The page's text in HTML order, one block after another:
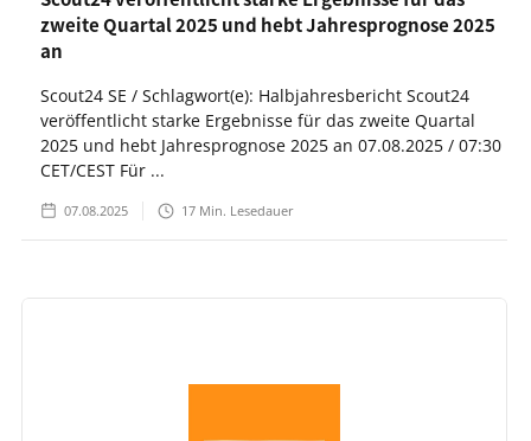
zweite Quartal 2025 und hebt Jahresprognose 2025
an
Scout24 SE / Schlagwort(e): Halbjahresbericht Scout24
veröffentlicht starke Ergebnisse für das zweite Quartal
2025 und hebt Jahresprognose 2025 an 07.08.2025 / 07:30
CET/CEST Für ...
07.08.2025 17 Min. Lesedauer